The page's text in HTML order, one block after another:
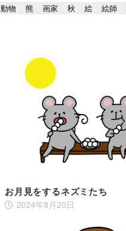
動物 熊 画家 秋 絵 絵師
お月見をするネズミたち
2024年8月20日